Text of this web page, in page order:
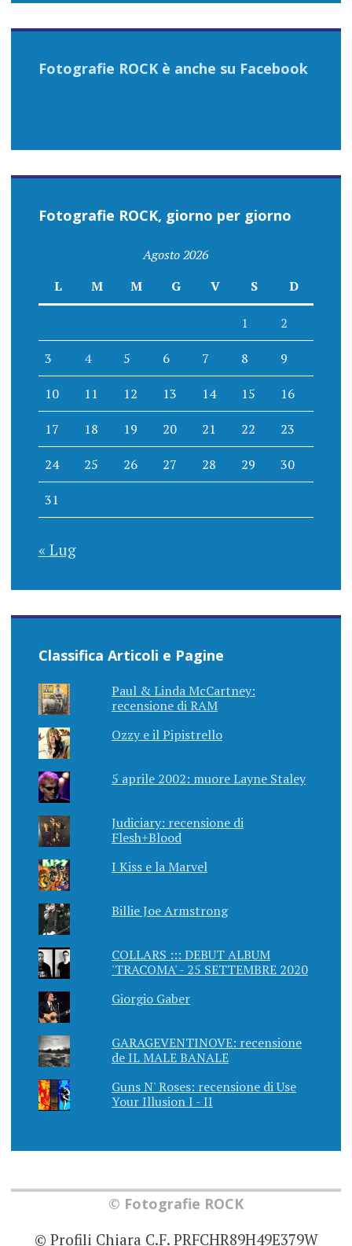
Fotografie ROCK è anche su Facebook
Fotografie ROCK, giorno per giorno
Agosto 2026
L
M M G V S D
1 2
3 4 5 6 7 8 9
10 11 12 13 14 15 16
17 18 19 20 21 22 23
24 25 26 27 28 29 30
31
« Lug
Classifica Articoli e Pagine
Paul & Linda McCartney:
recensione di RAM
Ozzy e il Pipistrello
5 aprile 2002: muore Layne Staley
Judiciary: recensione di
Flesh+Blood
I Kiss e la Marvel
Billie Joe Armstrong
COLLARS ::: DEBUT ALBUM
'TRACOMA' - 25 SETTEMBRE 2020
Giorgio Gaber
GARAGEVENTINOVE: recensione
de IL MALE BANALE
Guns N' Roses: recensione di Use
Your Illusion I - II
© Fotografie ROCK
© Profili Chiara C.F. PRFCHR89H49E379W